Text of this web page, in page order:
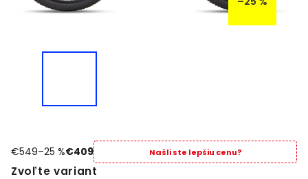
€549–25 %€409 Našli ste lepšiu cenu?
Zvoľte variant